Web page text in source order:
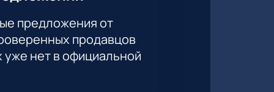
предложения от
продавцов
нет в официальной